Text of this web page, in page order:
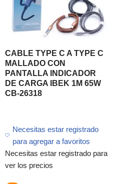
CABLE TYPE C A TYPE C
MALLADO CON
PANTALLA INDICADOR
DE CARGA IBEK 1M 65W
CB-26318
Necesitas estar registrado
para agregar a favoritos
Necesitas estar registrado para
ver los precios